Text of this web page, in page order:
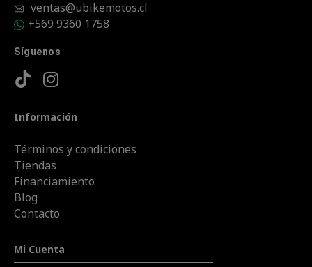
ventas@ubikemotos.cl
+569 9360 1758
Síguenos
Información
Términos y condiciones
Tiendas
Financiamiento
Blog
Contacto
Mi Cuenta